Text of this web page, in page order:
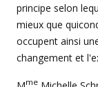
principe selon
mieux que
occupent ainsi
changement et
me